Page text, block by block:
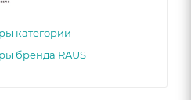
категории
бренда RAUS